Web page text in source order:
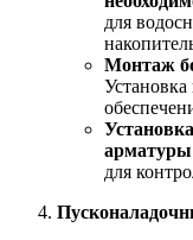
для
Монтаж
для